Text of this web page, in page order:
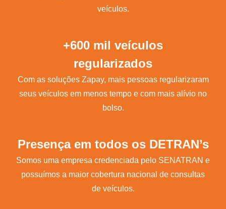
veículos.
+600 mil veículos
regularizados
Com as soluções Zapay, mais pessoas regularizaram
seus veículos em menos tempo e com mais alívio no
bolso.
Presença em todos os DETRAN’s
Somos uma empresa credenciada pelo SENATRAN e
possuímos a maior cobertura nacional de consultas
de veículos.